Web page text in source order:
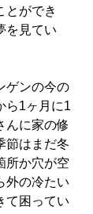
とができ
を見てい
ゲンの今の
ら1ヶ月に1
んに家の修
節はまだ冬
所か穴が空
外の冷たい
て困ってい